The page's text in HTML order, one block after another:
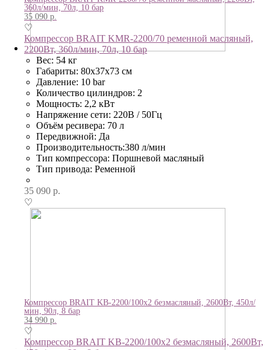
360л/мин, 70л, 10 бар
35 090 р.
♡
Компрессор BRAIT KMR-2200/70 ременной масляный,
2200Вт, 360л/мин, 70л, 10 бар
Вес: 54 кг
Габариты: 80х37х73 см
Давление: 10 bar
Количество цилиндров: 2
Мощность: 2,2 кВт
Напряжение сети: 220В / 50Гц
Объём ресивера: 70 л
Передвижной: Да
Производительность:380 л/мин
Тип компрессора: Поршневой масляный
Тип привода: Ременной
35 090 р.
♡
Компрессор BRAIT KB-2200/100х2 безмасляный, 2600Вт, 450л/
мин, 90л, 8 бар
34 990 р.
♡
Компрессор BRAIT KB-2200/100х2 безмасляный, 2600Вт,